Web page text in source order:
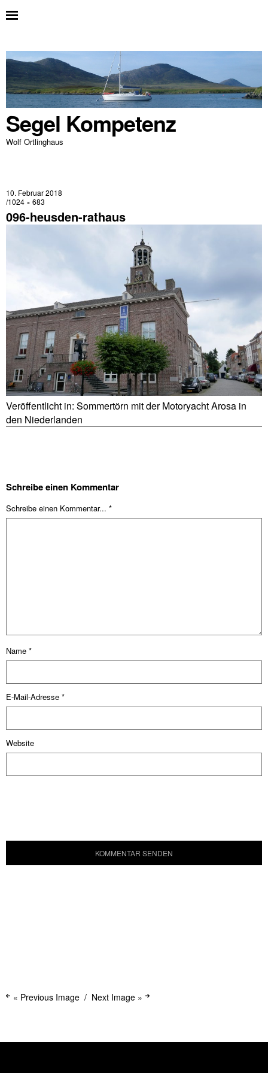
Segel Kompetenz
Wolf Ortlinghaus
10. Februar 2018
1024 × 683
096-heusden-rathaus
Veröffentlicht in: Sommertörn mit der Motoryacht Arosa in
den Niederlanden
Schreibe einen Kommentar
Schreibe einen Kommentar... *
Name *
E-Mail-Adresse *
Website
« Previous Image Next Image »